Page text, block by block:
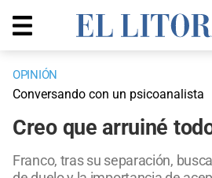
OPINIÓN
Conversando con un psicoanalista
Creo que arruiné
Franco, tras su separación,